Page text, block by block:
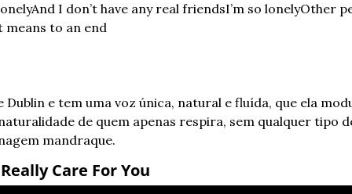
And I don’t have any real friendsI’m so lonelyOther
means to an end
Dublin e tem uma voz única, natural e fluída, que ela
de quem apenas respira, sem qualquer tipo
mandraque.
Care For You